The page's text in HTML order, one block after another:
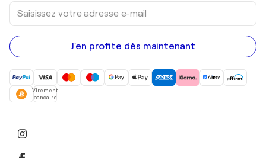
Saisissez
votre
adresse
e-
mail
J'en profite dès maintenant
Virement
bancaire